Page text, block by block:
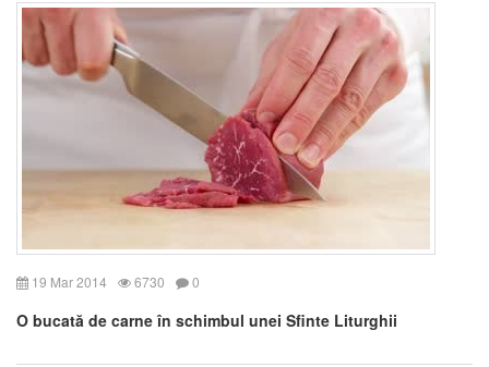
19 Mar 2014 6730 0
O bucată de carne în schimbul unei Sfinte Liturghii